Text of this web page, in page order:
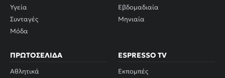
Υγεία
Συνταγές
Μόδα
Εβδομαδιαία
Μηνιαία
ΠΡΩΤΟΣΈΛΙΔΑ
Αθλητικά
ESPRESSO TV
Εκπομπές